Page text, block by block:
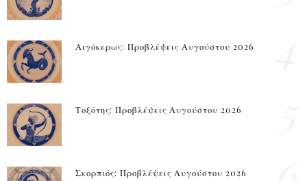
Αιγόκερως: Προβλέψεις Αυγούστου 2026
Τοξότης: Προβλέψεις Αυγούστου 2026
Σκορπιός: Προβλέψεις Αυγούστου 2026